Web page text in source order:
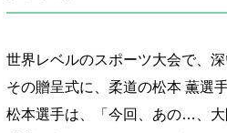
世界レベルのスポーツ大会で、
その贈呈式に、柔道の松本 薫選
松本選手は、「今回、あの…、